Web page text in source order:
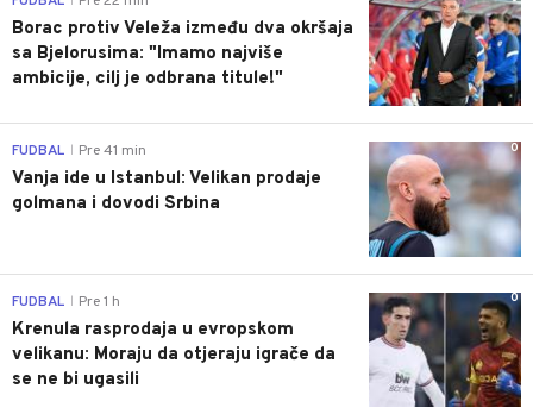
Borac protiv Veleža između dva okršaja
sa Bjelorusima: "Imamo najviše
ambicije, cilj je odbrana titule!"
0
FUDBAL Pre 41 min
Vanja ide u Istanbul: Velikan prodaje
golmana i dovodi Srbina
0
FUDBAL Pre 1 h
Krenula rasprodaja u evropskom
velikanu: Moraju da otjeraju igrače da
se ne bi ugasili